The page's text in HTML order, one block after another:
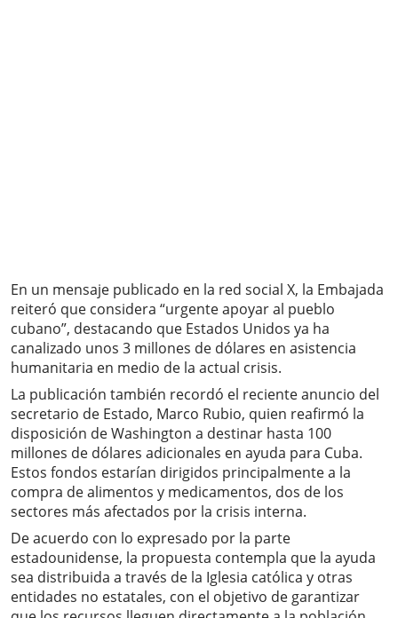
En un mensaje publicado en la red social X, la Embajada
reiteró que considera “urgente apoyar al pueblo
cubano”, destacando que Estados Unidos ya ha
canalizado unos 3 millones de dólares en asistencia
humanitaria en medio de la actual crisis.
La publicación también recordó el reciente anuncio del
secretario de Estado, Marco Rubio, quien reafirmó la
disposición de Washington a destinar hasta 100
millones de dólares adicionales en ayuda para Cuba.
Estos fondos estarían dirigidos principalmente a la
compra de alimentos y medicamentos, dos de los
sectores más afectados por la crisis interna.
De acuerdo con lo expresado por la parte
estadounidense, la propuesta contempla que la ayuda
sea distribuida a través de la Iglesia católica y otras
entidades no estatales, con el objetivo de garantizar